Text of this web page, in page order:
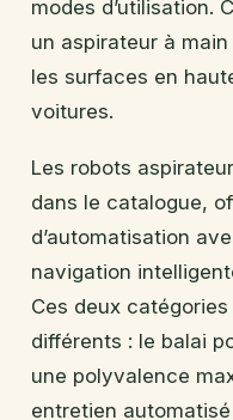
modes d’utilisation.
un aspirateur à
les surfaces en
voitures.
Les robots
dans le catalogue,
d’automatisation
navigation
Ces deux
différents : le balai
une polyvalence
entretien